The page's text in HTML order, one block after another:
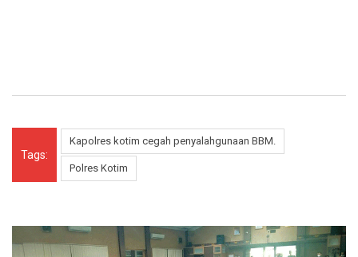
Tags:
Kapolres kotim cegah penyalahgunaan BBM.
Polres Kotim